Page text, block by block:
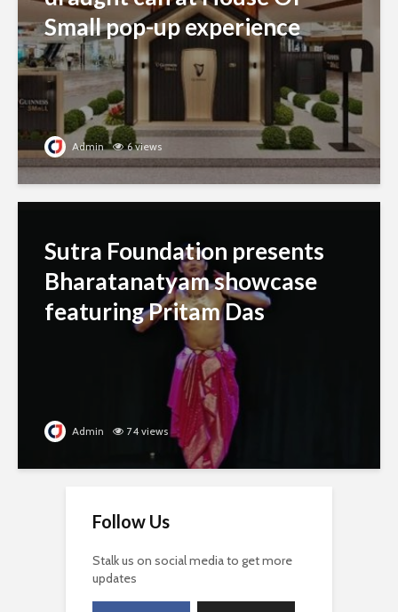
Small pop-up experience
Admin 6 views
Sutra Foundation presents
Bharatanatyam showcase
featuring Pritam Das
Admin 74 views
Follow Us
Stalk us on social media to get more
updates